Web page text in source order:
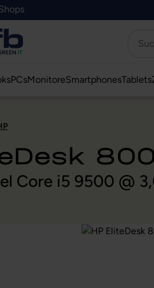
Plattform springen
PCsMonitoreSmartphonesTablets
Core i5 9500 @